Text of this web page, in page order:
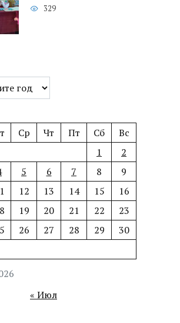
329
Ср Чт Пт Сб
Вс
1
2
5 6 7 8
9
12 13 14 15
16
19 20 21 22
23
26 27 28 29
30
« Июл